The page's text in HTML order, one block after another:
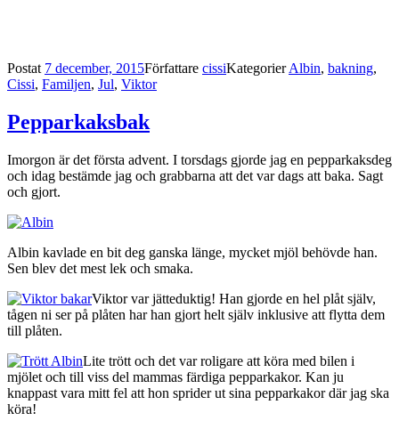
Postat 7 december, 2015Författare cissiKategorierAlbin, bakning,
Cissi, Familjen, Jul, Viktor
Pepparkaksbak
Imorgon är det första advent. I torsdags gjorde jag en pepparkaksdeg
och idag bestämde jag och grabbarna att det var dags att baka. Sagt
och gjort.
Albin kavlade en bit deg ganska länge, mycket mjöl behövde han.
Sen blev det mest lek och smaka.
Viktor var jätteduktig! Han gjorde en hel plåt själv,
tågen ni ser på plåten har han gjort helt själv inklusive att flytta dem
till plåten.
Lite trött och det var roligare att köra med bilen i
mjölet och till viss del mammas färdiga pepparkakor. Kan ju
knappast vara mitt fel att hon sprider ut sina pepparkakor där jag ska
köra!